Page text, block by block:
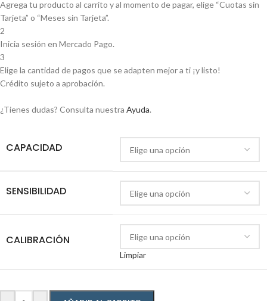
Agrega tu producto al carrito y al momento de pagar, elige “Cuotas sin
Tarjeta” o “Meses sin Tarjeta”.
2
Inicia sesión en Mercado Pago.
3
Elige la cantidad de pagos que se adapten mejor a ti ¡y listo!
Crédito sujeto a aprobación.
¿Tienes dudas? Consulta nuestra Ayuda.
CAPACIDAD
SENSIBILIDAD
CALIBRACIÓN
Limpiar